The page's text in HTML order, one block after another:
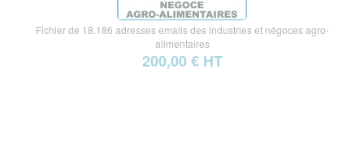
Fichier de 18.186 adresses emails des industries et négoces agro-
alimentaires
200,00 € HT